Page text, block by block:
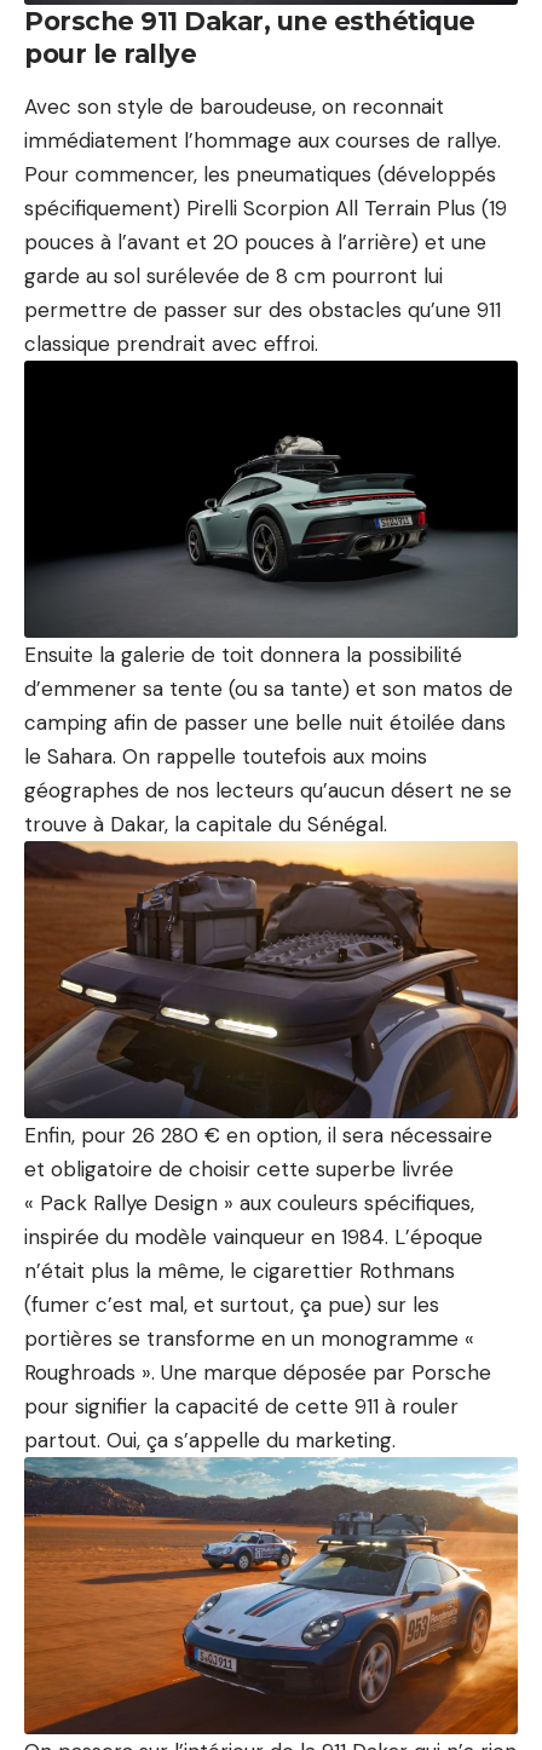
Porsche 911 Dakar, une esthétique
pour le rallye
Avec son style de baroudeuse, on reconnait
immédiatement l’hommage aux courses de rallye.
Pour commencer, les pneumatiques (développés
spécifiquement) Pirelli Scorpion All Terrain Plus (19
pouces à l’avant et 20 pouces à l’arrière) et une
garde au sol surélevée de 8 cm pourront lui
permettre de passer sur des obstacles qu’une 911
classique prendrait avec effroi.
Ensuite la galerie de toit donnera la possibilité
d’emmener sa tente (ou sa tante) et son matos de
camping afin de passer une belle nuit étoilée dans
le Sahara. On rappelle toutefois aux moins
géographes de nos lecteurs qu’aucun désert ne se
trouve à Dakar, la capitale du Sénégal.
Enfin, pour 26 280 € en option, il sera nécessaire
et obligatoire de choisir cette superbe livrée
« Pack Rallye Design » aux couleurs spécifiques,
inspirée du modèle vainqueur en 1984. L’époque
n’était plus la même, le cigarettier Rothmans
(fumer c’est mal, et surtout, ça pue) sur les
portières se transforme en un monogramme «
Roughroads ». Une marque déposée par Porsche
pour signifier la capacité de cette 911 à rouler
partout. Oui, ça s’appelle du marketing.